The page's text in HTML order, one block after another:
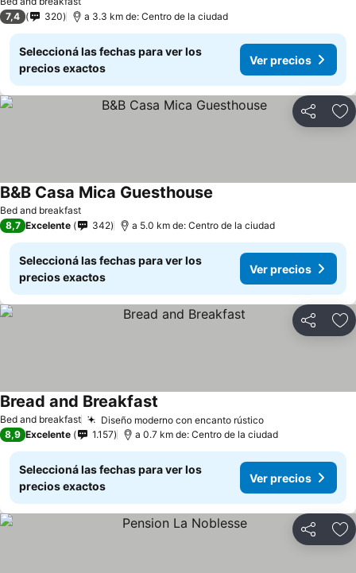
7,4
320 a 3.3 km de: Centro de la ciudad
Seleccioná las fechas para ver los
precios exactos
Ver precios
Compartir
Bed and breakfast
B&B Casa Mica Guesthouse
8,7 Excelente 342 a 5.0 km de: Centro de la ciudad
Seleccioná las fechas para ver los
precios exactos
Ver precios
Compartir
Bed and breakfast Diseño moderno con encanto rústico
Bread and Breakfast
8,9 Excelente 1.157 a 0.7 km de: Centro de la ciudad
Seleccioná las fechas para ver los
precios exactos
Ver precios
Compartir